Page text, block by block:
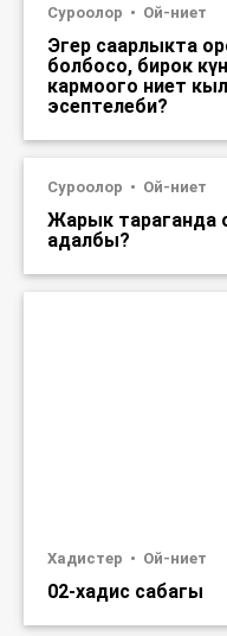
Суроолор Ой-ниет
Эгер саарлыкта
болбосо, бирок
кармоого ниет
эсептелеби?
Суроолор Ой-ниет
Жарык тараганда
адалбы?
Хадистер Ой-ниет
02-хадис сабагы